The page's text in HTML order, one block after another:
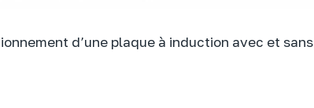
d’une plaque à induction avec et sans